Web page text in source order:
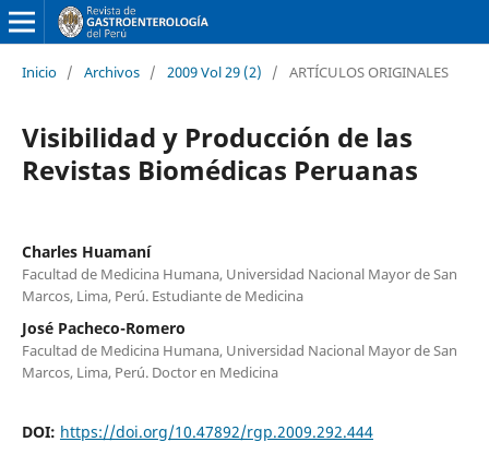
Inicio / Archivos / 2009 Vol 29 (2) / ARTÍCULOS ORIGINALES
Visibilidad y Producción de las
Revistas Biomédicas Peruanas
Charles Huamaní
Facultad de Medicina Humana, Universidad Nacional Mayor de San
Marcos, Lima, Perú. Estudiante de Medicina
José Pacheco-Romero
Facultad de Medicina Humana, Universidad Nacional Mayor de San
Marcos, Lima, Perú. Doctor en Medicina
DOI: https://doi.org/10.47892/rgp.2009.292.444